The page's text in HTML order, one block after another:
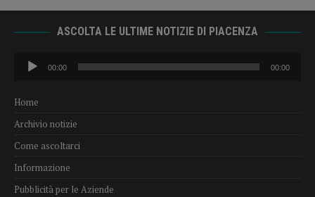
ASCOLTA LE ULTIME NOTIZIE DI PIACENZA
Audio
Player
00:00 00:00
Home
Archivio notizie
Come ascoltarci
Informazione
Pubblicità per le Aziende